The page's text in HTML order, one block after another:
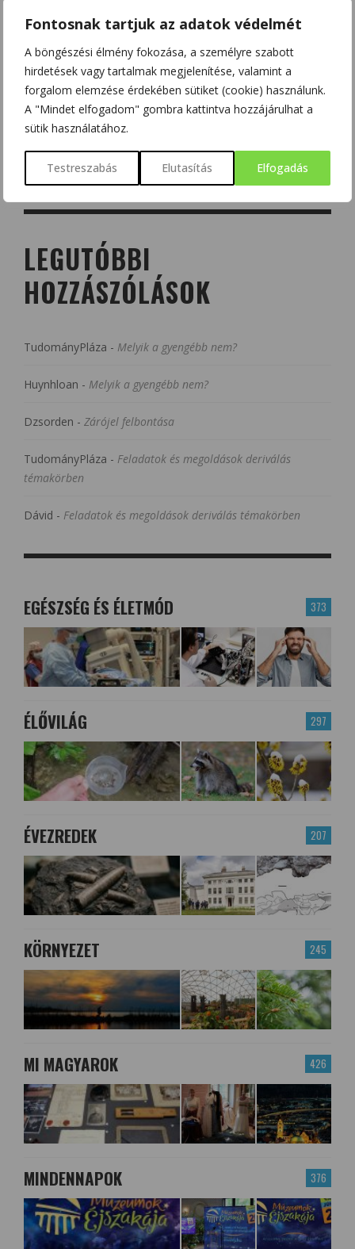
Fontosnak tartjuk az adatok védelmét
A böngészési élmény fokozása, a személyre szabott
hirdetések vagy tartalmak megjelenítése, valamint a
forgalom elemzése érdekében sütiket (cookie) használunk.
A "Mindet elfogadom" gombra kattintva hozzájárulhat a
sütik használatához.
Testreszabás Elutasítás Elfogadás
LEGUTÓBBI
HOZZÁSZÓLÁSOK
TudományPláza - Melyik a gyengébb nem?
Huynhloan - Melyik a gyengébb nem?
Dzsorden - Zárójel felbontása
TudományPláza - Feladatok és megoldások deriválás
témakörben
Dávid - Feladatok és megoldások deriválás témakörben
373
EGÉSZSÉG ÉS ÉLETMÓD
297
ÉLŐVILÁG
207
ÉVEZREDEK
245
KÖRNYEZET
426
MI MAGYAROK
376
MINDENNAPOK